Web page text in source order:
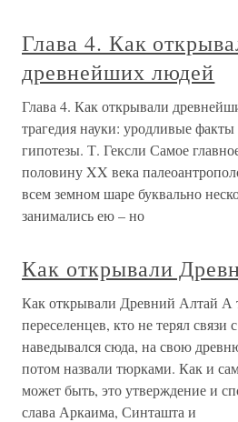
Глава 4. Как
древнейших людей
Глава 4. Как открывали
трагедия науки: уродливые
гипотезы. Т. Гексли Самое
половину XX века
всем земном шаре буквально
занимались ею – но
Как открывали
Как открывали Древний Алтай А
переселенцев, кто не терял связи
наведывался сюда, на свою
потом назвали тюрками. Как и
может быть, это утверждение и
слава Аркаима, Синташта и